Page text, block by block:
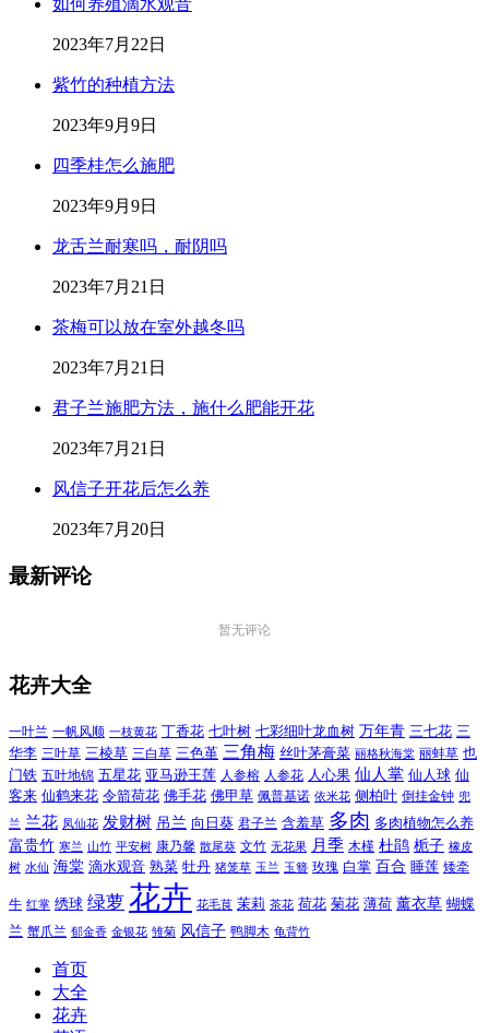
2023年7月22日
紫竹的种植方法
2023年9月9日
四季桂怎么施肥
2023年9月9日
龙舌兰耐寒吗，耐阴吗
2023年7月21日
茶梅可以放在室外越冬吗
2023年7月21日
君子兰施肥方法，施什么肥能开花
2023年7月21日
风信子开花后怎么养
2023年7月20日
最新评论
暂无评论
花卉大全
一叶兰 一帆风顺 一枝黄花 丁香花 七叶树 七彩细叶龙血树 万年青 三七花 三
华李 三叶草 三棱草 三白草 三色堇 三角梅 丝叶茅膏菜 丽格秋海棠 丽蚌草 也
门铁 五叶地锦 五星花 亚马逊王莲 人参榕 人参花 人心果 仙人掌 仙人球 仙
客来 仙鹤来花 令箭荷花 佛手花 佛甲草 佩普基诺 依米花 侧柏叶 倒挂金钟 兜
兰 兰花 凤仙花 发财树 吊兰 向日葵 君子兰 含羞草 多肉 多肉植物怎么养
富贵竹 寒兰 山竹 平安树 康乃馨 散尾葵 文竹 无花果 月季 木槿 杜鹃 栀子 橡皮
树 水仙 海棠 滴水观音 熟菜 牡丹 猪笼草 玉兰 玉簪 玫瑰 白掌 百合 睡莲 矮牵
牛 红掌 绣球 绿萝 花卉 花毛茛 茉莉 茶花 荷花 菊花 薄荷 薰衣草 蝴蝶
兰 蟹爪兰 郁金香 金银花 雏菊 风信子 鸭脚木 龟背竹
首页
大全
花卉